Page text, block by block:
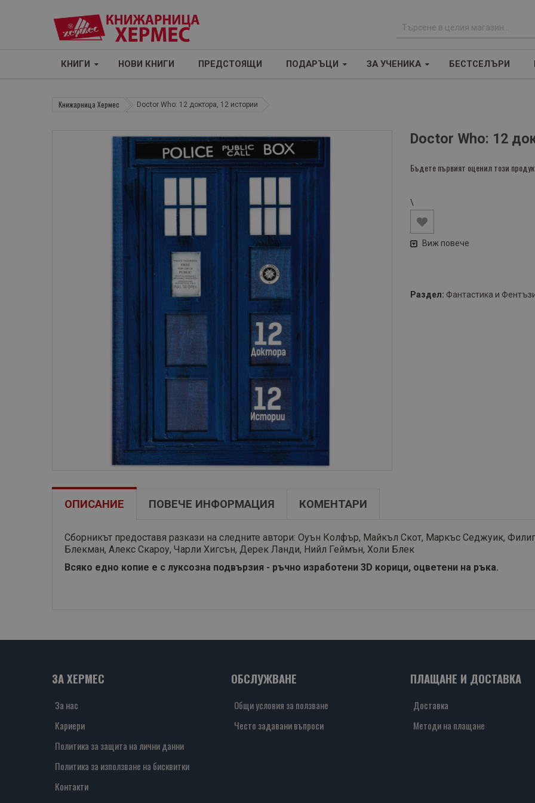
р
КНИГИ НОВИ КНИГИ ПРЕДСТОЯЩИ ПОДАРЪЦИ ЗА УЧЕНИКА БЕСТСЕЛЪРИ
Книжарница Хермес Doctor Who: 12 доктора, 12 истории
Doctor Who: 12
Бъдете първият оценил този
\
Виж повече
Раздел: Фантастика и
ОПИСАНИЕ ПОВЕЧЕ ИНФОРМАЦИЯ КОМЕНТАРИ
Сборникът предоставя разкази на следните автори: Оуън Колфър, Майкъл Скот, Маркъс Седжуик,
Блекман, Алекс Скароу, Чарли Хигсън, Дерек Ланди, Нийл Геймън, Холи Блек
Всяко едно копие е с луксозна подвързия - ръчно изработени 3D корици, оцветени на ръка.
ЗА ХЕРМЕС
За нас
Кариери
Политика за защита на лични данни
Политика за използване на бисквитки
Контакти
ОБСЛУЖВАНЕ
Общи условия за ползване
Често задавани въпроси
ПЛАЩАНЕ И ДОСТАВКА
Доставка
Методи на плащане